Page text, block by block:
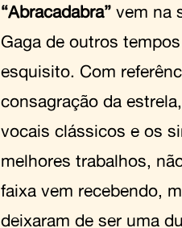
“Abracadabra” vem na
Gaga de outros
esquisito. Com
consagração da
vocais clássicos e os
melhores trabalhos,
faixa vem recebendo,
deixaram de ser uma